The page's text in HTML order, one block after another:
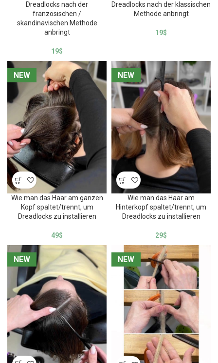
Dreadlocks nach der
französischen /
skandinavischen Methode
anbringt
19$
Dreadlocks nach der klassischen
Methode anbringt
19$
NEW
NEW
Wie man das Haar am ganzen
Kopf spaltet/trennt, um
Dreadlocks zu installieren
49$
NEW
NEW
Wie man das Haar am
Hinterkopf spaltet/trennt, um
Dreadlocks zu installieren
29$
NEW
NEW NEW
NEW